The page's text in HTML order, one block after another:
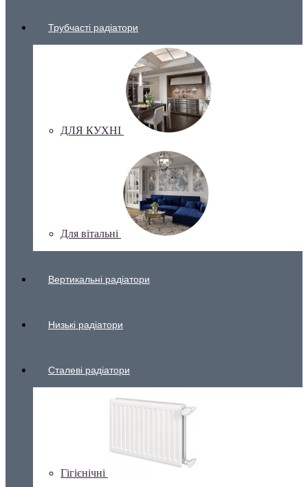
Трубчасті радіатори
ДЛЯ КУХНІ
Для вітальні
Вертикальні радіатори
Низькі радіатори
Сталеві радіатори
Гігієнічні